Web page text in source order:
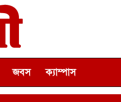
জবস ক্যাম্পাস